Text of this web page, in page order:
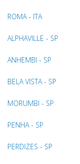
ROMA - ITA
ALPHAVILLE - SP
ANHEMBI - SP
BELA VISTA - SP
MORUMBI - SP
PENHA - SP
PERDIZES - SP